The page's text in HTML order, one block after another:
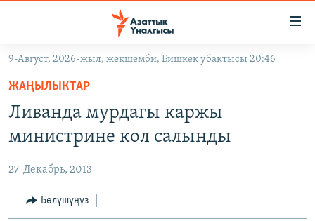
Навигацияга
өтүңүз
Издөөгө
салыңыз
ЭКОНОМИКА
МАДАНИЯТ
БОРБОР АЗИЯ
АТАЙЫН ИЛИКТӨӨ
ТВ ПРОГРАММАЛАР
9-Август, 2026-жыл, жекшемби, Бишкек убактысы 20:46
ЖАҢЫЛЫКТАР
Ливанда мурдагы каржы
министрине кол салынды
27-Декабрь, 2013
Бөлүшүңүз